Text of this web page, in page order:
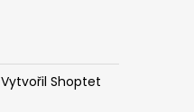
Vytvořil Shoptet